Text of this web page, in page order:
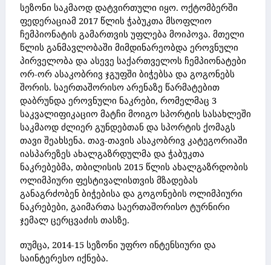
სეზონი საკმაოდ დატვირთული იყო. ოქტომბერში
ფედერაციამ 2017 წლის ჭაბუკთა მსოფლიო
ჩემპიონატის გამართვის უფლება მოიპოვა. მთელი
წლის განმავლობაში მიმდინარეობდა ეროვნული
პირველობა და ასევე საქართველოს ჩემპიონატები
ორ-ორ ასაკობრივ ჯგუფში ბიჭებსა და გოგონებს
შორის. საერთაშორისო არენაზე წარმატებით
დაბრუნდა ეროვნული ნაკრები, რომელმაც 3
საკვალიფიკაციო მატჩი მოიგო სპორტის სასახლეში
საკმაოდ ძლიერ გუნდებთან და სპორტის ქომაგს
თავი შეახსენა. თავ-თავის ასაკობრივ კატეგორიაში
იასპარეზეს ახალგაზრდულმა და ჭაბუკთა
ნაკრებებმა, თბილისის 2015 წლის ახალგაზრდობის
ოლიმპიური ფესტივალისთვის მზადებას
განაგრძობენ ბიჭებისა და გოგონების ოლიმპიური
ნაკრებები, გაიმართა საერთაშორისო ტურნირი
ჯემალ ცერცვაძის თასზე.
თუმცა, 2014-15 სეზონი უფრო ინტენსიური და
საინტერესო იქნება.